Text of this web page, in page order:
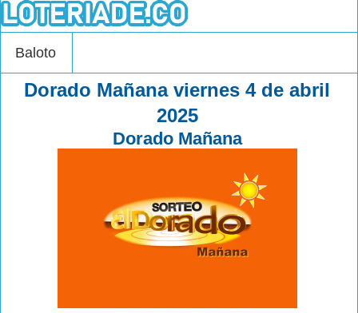
Baloto
Dorado Mañana viernes 4 de abril
2025
Dorado Mañana